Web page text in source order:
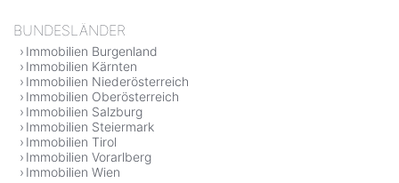
BUNDESLÄNDER
Immobilien Burgenland
Immobilien Kärnten
Immobilien Niederösterreich
Immobilien Oberösterreich
Immobilien Salzburg
Immobilien Steiermark
Immobilien Tirol
Immobilien Vorarlberg
Immobilien Wien